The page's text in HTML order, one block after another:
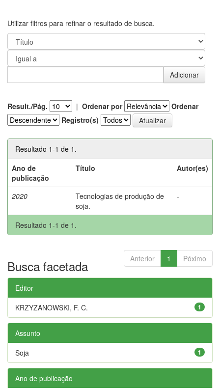
Utilizar filtros para refinar o resultado de busca.
Result./Pág. | Ordenar por
Ordenar
Registro(s)
Resultado 1-1 de 1.
Ano de
publicação
Título Autor(es)
2020
Tecnologias de produção de
soja.
-
Resultado 1-1 de 1.
Anterior 1 Póximo
Busca facetada
Editor
1
KRZYZANOWSKI, F. C.
Assunto
1
Soja
Ano de publicação